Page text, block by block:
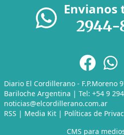
Envianos
2944-
Diario El Cordillerano - F.P.Moreno
Bariloche Argentina | Tel: +54 9
noticias@elcordillerano.com.ar
RSS | Media Kit | Políticas de
CMS para